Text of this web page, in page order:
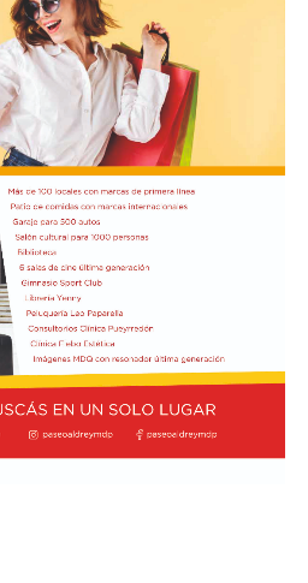
Necochea habían muerto
supo, habían subido a su
antes, donde se hallaban
frontal resultó letal: sólo
fue el lugar donde velaron
todo el arco político de
a la camada de jóvenes que
pasos en el peronismo, bajo
como conductor. Y el
que acompañó sus restos
restos en el cementerio
transportado hacia la
donde ofició una